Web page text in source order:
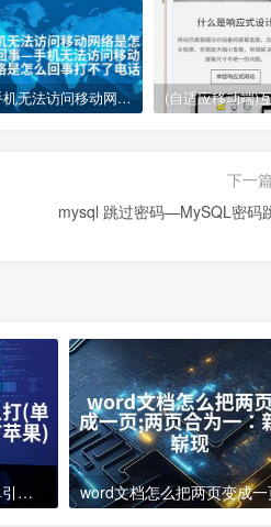
手机无法访问移动网络是怎么回事—手机无法访问移动网络是怎么回事打不了电话
下一篇
mysql 跳过密码—MySQL密码
单引号在键盘上怎么打(单引号在键盘上怎么打苹果)